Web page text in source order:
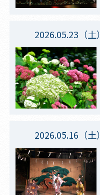
2026.05.23（土）
2026.05.16（土）